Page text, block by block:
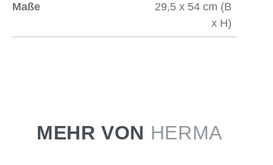
Maße
29,5 x 54 cm (B
x H)
MEHR VON HERMA